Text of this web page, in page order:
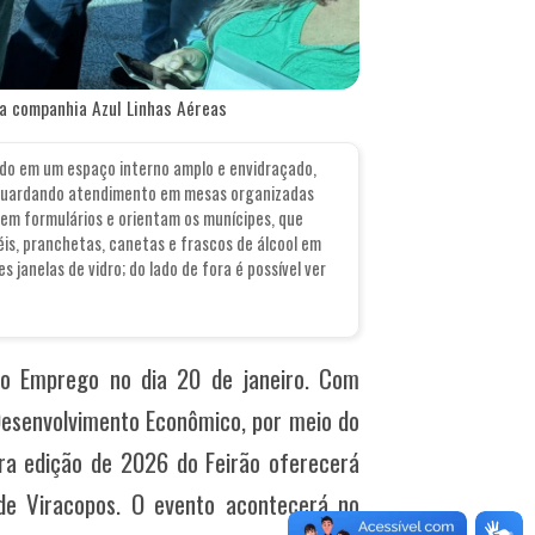
Azul Linhas Aéreas
em um espaço interno amplo e envidraçado,
atendimento em mesas organizadas
formulários e orientam os munícipes, que
pranchetas, canetas e frascos de álcool em
janelas de vidro; do lado de fora é possível ver
Emprego no dia 20 de janeiro. Com
Econômico, por meio do
edição de 2026 do Feirão oferecerá
Viracopos. O evento acontecerá no